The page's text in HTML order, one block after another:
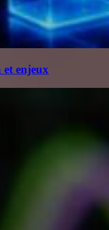
enjeux